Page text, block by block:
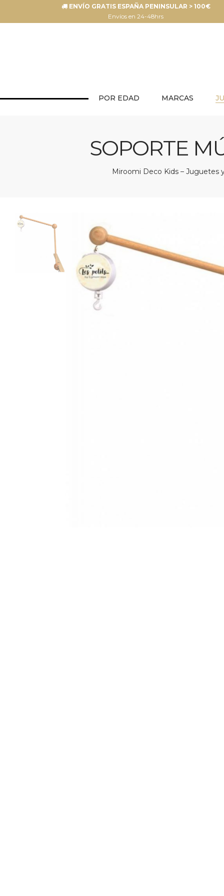
ENVÍO GRATIS ESPAÑA PENINSULAR > 100€
Envíos en 24-48hrs
POR EDAD MARCAS
SOPORTE
Miroomi Deco Kids – Juguetes